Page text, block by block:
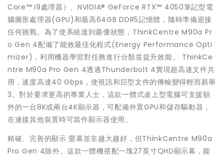
Core™ i9處理器）、NVIDIA® GeForce RTX™ 4050筆記型電
腦圖形處理器(GPU)和最高64GB DDR5記憶體，隨時準備迎接
任何挑戰。為了使系統達到最優狀態，ThinkCentre M90a Pr
o Gen 4配備了能效最佳化程式(Energy Performance Opti
mizer)，利用機器學習對任務進行分類並提升效能。 ThinkCe
ntre M90a Pro Gen 4透過Thunderbolt 4實現超高速文件共
用，速度高達40 Gbps，使視訊和巨型文件的傳輸變得輕而易舉
3。對於要求更高的專業人士，這款一體式桌上型電腦可支援額
外的一台8K或兩台4K顯示器，可配備外置GPU和儲存驅動器，
在連接其他裝置時可當作顯示器使用。
精確、完善的顯示 螢幕並非越大越好，但ThinkCentre M90a
Pro Gen 4除外。這款一體機搭配一塊27英寸QHD顯示幕，能